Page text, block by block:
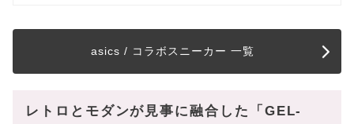
asics / コラボスニーカー 一覧
レトロとモダンが見事に融合した「GEL-